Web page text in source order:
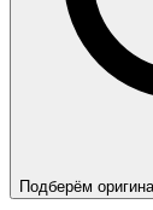
Подберём